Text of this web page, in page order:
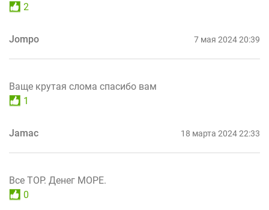
2
Jompo 7 мая 2024 20:39
Ваще крутая слома спасибо вам
1
Jamac 18 марта 2024 22:33
Все ТОР. Денег МОРЕ.
0